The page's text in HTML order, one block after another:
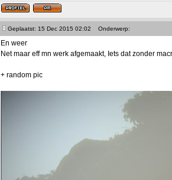
Geplaatst: 15 Dec 2015 02:02 Onderwerp:
En weer
Net maar eff mn werk afgemaakt, Iets dat zonder
+ random pic